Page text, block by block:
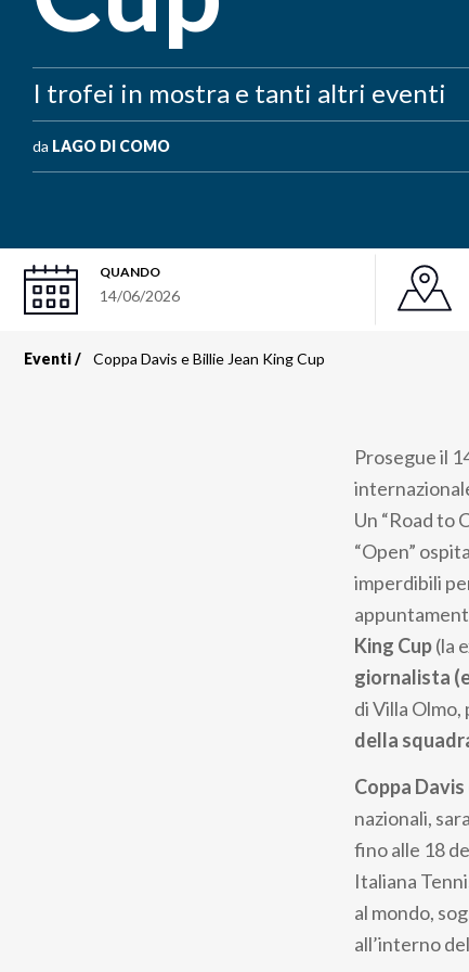
I trofei in mostra e tanti altri eventi
da LAGO DI COMO
QUANDO
14/06/2026
Briciole
Eventi Coppa Davis e Billie Jean King Cup
Prosegue il
Un “Road to
“Open”
imperdibili
King Cup(la
giornalista
di Villa
della
Coppa Davis
nazionali,
fino alle 18
Italiana
al mondo,
all’interno